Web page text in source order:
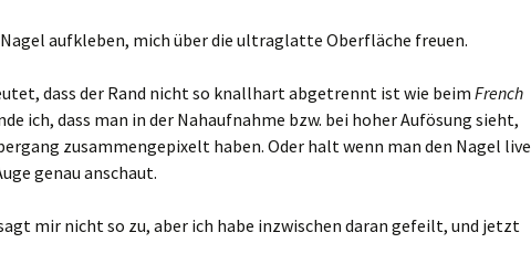
aufkleben, mich über die ultraglatte Oberfläche freuen.
dass der Rand nicht so knallhart abgetrennt ist wie beim French
ich, dass man in der Nahaufnahme bzw. bei hoher Aufösung sieht,
zusammengepixelt haben. Oder halt wenn man den Nagel live
genau anschaut.
mir nicht so zu, aber ich habe inzwischen daran gefeilt, und jetzt